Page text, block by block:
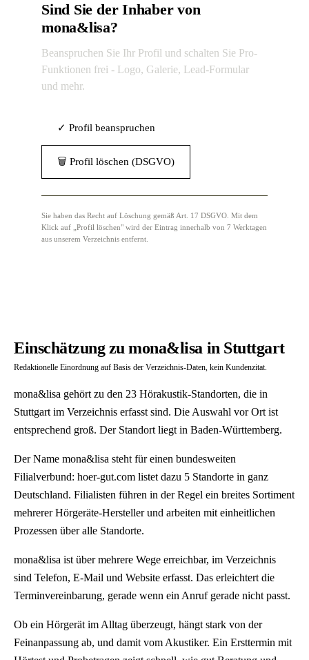
Sind Sie der Inhaber von
mona&lisa?
Beanspruchen Sie Ihr Profil und schalten Sie Pro-
Funktionen frei - Logo, Galerie, Lead-Formular
und mehr.
✓ Profil beanspruchen
🗑 Profil löschen (DSGVO)
Sie haben das Recht auf Löschung gemäß Art. 17 DSGVO. Mit dem
Klick auf „Profil löschen" wird der Eintrag innerhalb von 7 Werktagen
aus unserem Verzeichnis entfernt.
Einschätzung zu mona&lisa in Stuttgart
Redaktionelle Einordnung auf Basis der Verzeichnis-Daten, kein Kundenzitat.
mona&lisa gehört zu den 23 Hörakustik-Standorten, die in
Stuttgart im Verzeichnis erfasst sind. Die Auswahl vor Ort ist
entsprechend groß. Der Standort liegt in Baden-Württemberg.
Der Name mona&lisa steht für einen bundesweiten
Filialverbund: hoer-gut.com listet dazu 5 Standorte in ganz
Deutschland. Filialisten führen in der Regel ein breites Sortiment
mehrerer Hörgeräte-Hersteller und arbeiten mit einheitlichen
Prozessen über alle Standorte.
mona&lisa ist über mehrere Wege erreichbar, im Verzeichnis
sind Telefon, E-Mail und Website erfasst. Das erleichtert die
Terminvereinbarung, gerade wenn ein Anruf gerade nicht passt.
Ob ein Hörgerät im Alltag überzeugt, hängt stark von der
Feinanpassung ab, und damit vom Akustiker. Ein Ersttermin mit